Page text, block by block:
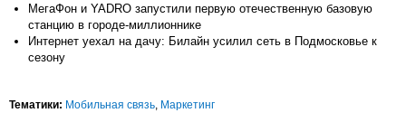
МегаФон и YADRO запустили первую отечественную базовую
станцию в городе-миллионнике
Интернет уехал на дачу: Билайн усилил сеть в Подмосковье к
сезону
Тематики: Мобильная связь, Маркетинг